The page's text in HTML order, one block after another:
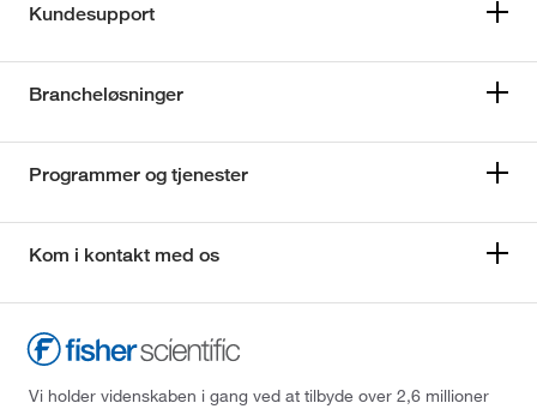
Kundesupport
Brancheløsninger
Programmer og tjenester
Kom i kontakt med os
Vi holder videnskaben i gang ved at tilbyde over 2,6 millioner